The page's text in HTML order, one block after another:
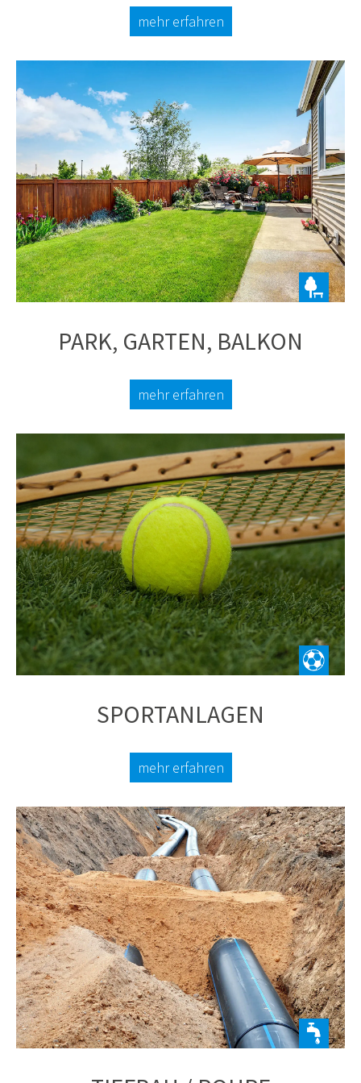
mehr erfahren
PARK, GARTEN, BALKON
mehr erfahren
SPORTANLAGEN
mehr erfahren